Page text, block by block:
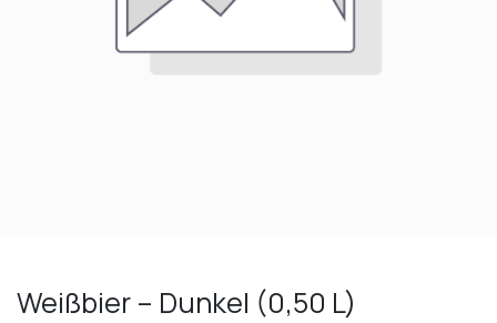
Weißbier – Dunkel (0,50 L)